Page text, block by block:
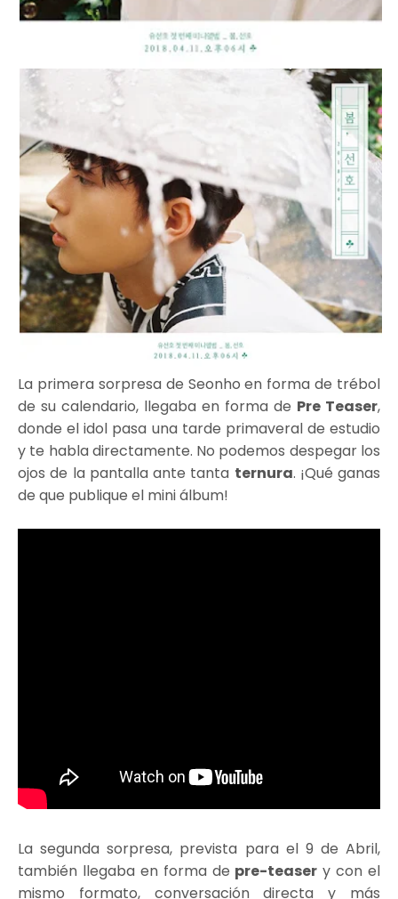
La primera sorpresa de Seonho en forma de trébol
de su calendario, llegaba en forma de Pre Teaser,
donde el idol pasa una tarde primaveral de estudio
y te habla directamente. No podemos despegar los
ojos de la pantalla ante tanta ternura. ¡Qué ganas
de que publique el mini álbum!
La segunda sorpresa, prevista para el 9 de Abril,
también llegaba en forma de pre-teaser y con el
mismo formato, conversación directa y más